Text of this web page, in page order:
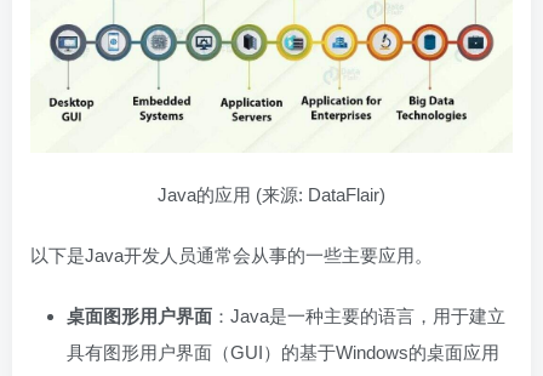
Java的应用 (来源: DataFlair)
以下是Java开发人员通常会从事的一些主要应用。
桌面图形用户界面 ：Java是一种主要的语言，用于建立
具有图形用户界面（GUI）的基于Windows的桌面应用